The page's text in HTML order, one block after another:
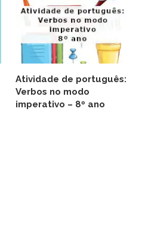
Atividade de português:
Verbos no modo
imperativo – 8º ano